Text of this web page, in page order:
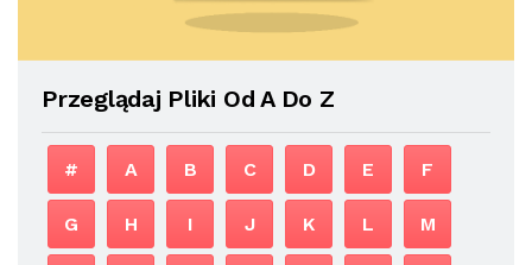
Przeglądaj Pliki Od A Do Z
# A B C D E F
G H I J K L M